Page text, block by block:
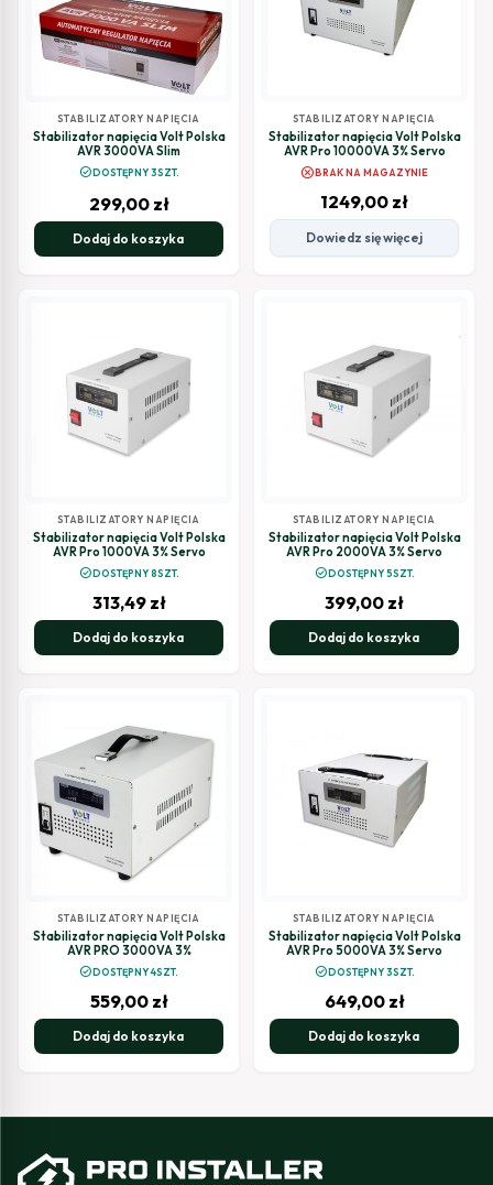
STABILIZATORY NAPIĘCIA
Stabilizator napięcia Volt Polska
AVR 3000VA Slim
check_circleDOSTĘPNY 3SZT.
299,00 zł
Dodaj do koszyka
STABILIZATORY NAPIĘCIA
Stabilizator napięcia Volt Polska
AVR Pro 10000VA 3% Servo
cancelBRAK NA MAGAZYNIE
1249,00 zł
Dowiedz się więcej
STABILIZATORY NAPIĘCIA
Stabilizator napięcia Volt Polska
AVR Pro 1000VA 3% Servo
check_circleDOSTĘPNY 8SZT.
313,49 zł
Dodaj do koszyka
STABILIZATORY NAPIĘCIA
Stabilizator napięcia Volt Polska
AVR Pro 2000VA 3% Servo
check_circleDOSTĘPNY 5SZT.
399,00 zł
Dodaj do koszyka
STABILIZATORY NAPIĘCIA
Stabilizator napięcia Volt Polska
AVR PRO 3000VA 3%
check_circleDOSTĘPNY 4SZT.
559,00 zł
Dodaj do koszyka
STABILIZATORY NAPIĘCIA
Stabilizator napięcia Volt Polska
AVR Pro 5000VA 3% Servo
check_circleDOSTĘPNY 3SZT.
649,00 zł
Dodaj do koszyka